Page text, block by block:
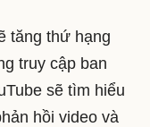
tăng thứ hạng
truy cập ban
sẽ tìm hiểu
hồi video và